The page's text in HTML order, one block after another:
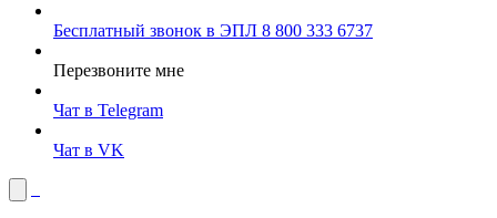
Бесплатный звонок в ЭПЛ 8 800 333 6737
Перезвоните мне
Чат в Telegram
Чат в VK